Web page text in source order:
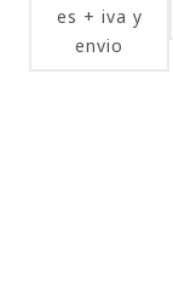
es + iva y
envio